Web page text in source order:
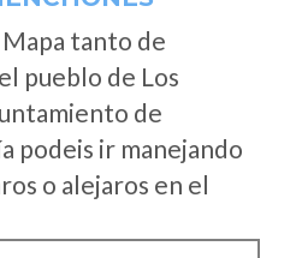
tanto de
pueblo de Los
de
podeis ir manejando
o alejaros en el